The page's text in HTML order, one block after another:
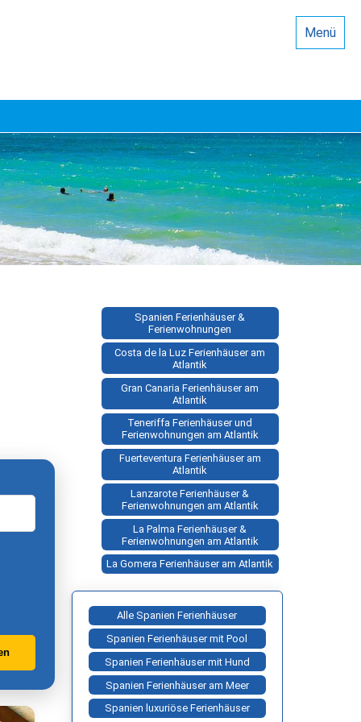
Menü
Spanien Ferienhäuser &
Ferienwohnungen
Costa de la Luz Ferienhäuser am
Atlantik
Gran Canaria Ferienhäuser am
Atlantik
Teneriffa Ferienhäuser und
Ferienwohnungen am Atlantik
Fuerteventura Ferienhäuser am
Atlantik
Lanzarote Ferienhäuser &
Ferienwohnungen am Atlantik
La Palma Ferienhäuser &
Ferienwohnungen am Atlantik
La Gomera Ferienhäuser am Atlantik
Alle Spanien Ferienhäuser
Spanien Ferienhäuser mit Pool
Spanien Ferienhäuser mit Hund
Spanien Ferienhäuser am Meer
Spanien luxuriöse Ferienhäuser